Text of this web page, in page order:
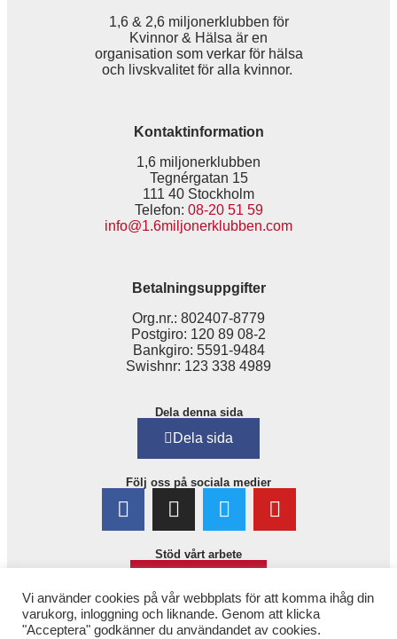
1,6 & 2,6 miljonerklubben för
Kvinnor & Hälsa är en
organisation som verkar för hälsa
och livskvalitet för alla kvinnor.
Kontaktinformation
1,6 miljonerklubben
Tegnérgatan 15
111 40 Stockholm
Telefon: 08-20 51 59
info@1.6miljonerklubben.com
Betalningsuppgifter
Org.nr.: 802407-8779
Postgiro: 120 89 08-2
Bankgiro: 5591-9484
Swishnr: 123 338 4989
Dela denna sida
Dela sida
Följ oss på sociala medier
Stöd vårt arbete
Vi använder cookies på vår webbplats för att komma ihåg din
varukorg, inloggning och liknande. Genom att klicka
"Acceptera" godkänner du användandet av cookies.